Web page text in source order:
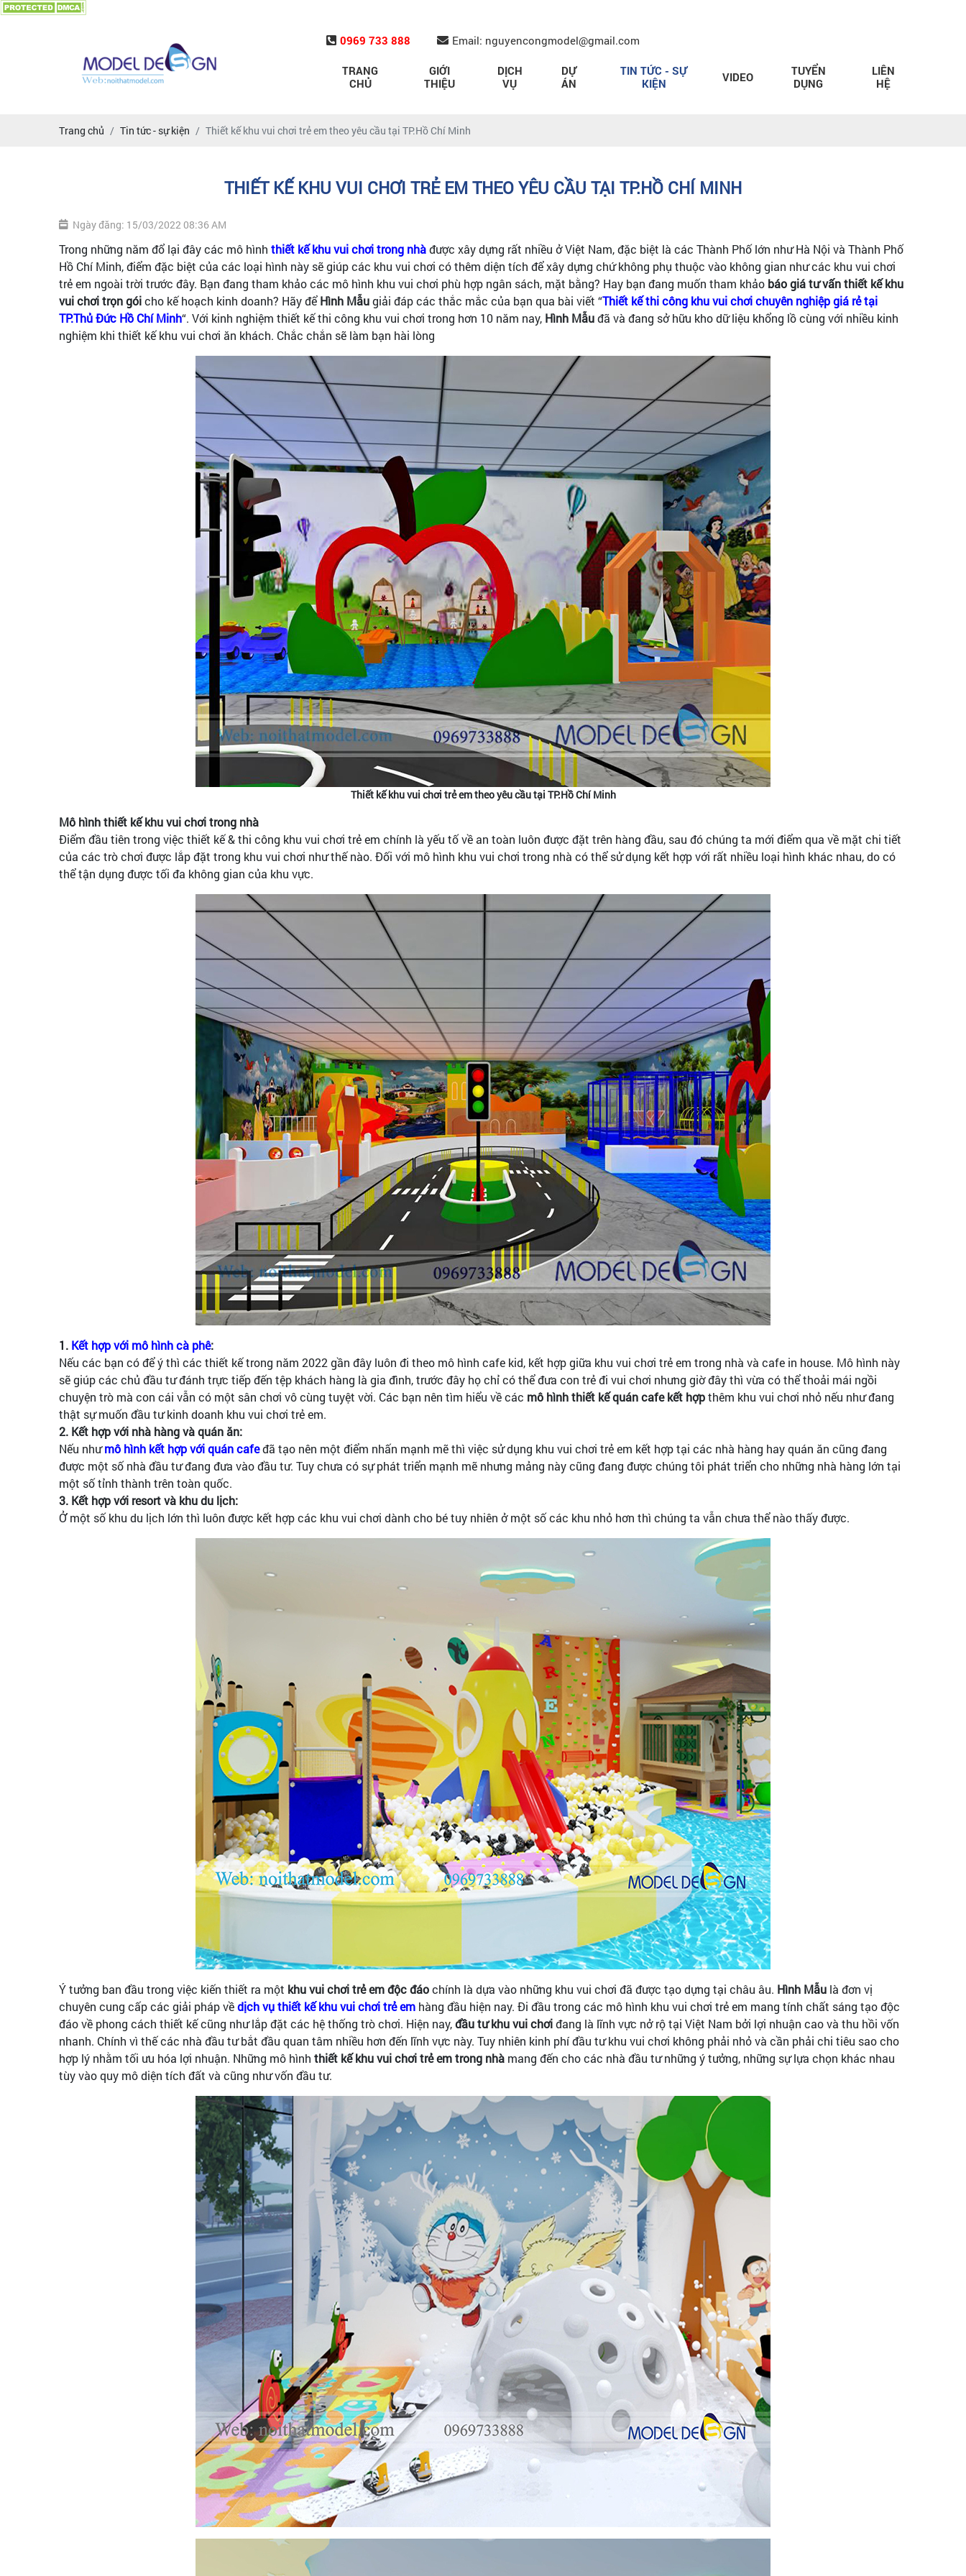
0969 733 888 Email: nguyencongmodel@gmail.com
TRANG
CHỦ
GIỚI
THIỆU
DỊCH
VỤ
DỰ
ÁN
TIN TỨC - SỰ
KIỆN
VIDEO
TUYỂN
DỤNG
LIÊN
HỆ
Trang chủ Tin tức - sự kiện Thiết kế khu vui chơi trẻ em theo yêu cầu tại TP.Hồ Chí Minh
THIẾT KẾ KHU VUI CHƠI TRẺ EM THEO YÊU CẦU TẠI TP.HỒ CHÍ MINH
Ngày đăng: 15/03/2022 08:36 AM
Trong những năm đổ lại đây các mô hình thiết kế khu vui chơi trong nhàđược xây dựng rất nhiều ở Việt Nam, đặc biệt là các Thành Phố lớn như Hà Nội và Thành Phố
Hồ Chí Minh, điểm đặc biệt của các loại hình này sẽ giúp các khu vui chơi có thêm diện tích để xây dựng chứ không phụ thuộc vào không gian như các khu vui chơi
trẻ em ngoài trời trước đây. Bạn đang tham khảo các mô hình khu vui chơi phù hợp ngân sách, mặt bằng? Hay bạn đang muốn tham khảo báo giá tư vấn thiết kế khu
vui chơi trọn góicho kế hoạch kinh doanh? Hãy đểHình Mẫugiải đáp các thắc mắc của bạn qua bài viết “Thiết kế thi công khu vui chơi chuyên nghiệp giá rẻ tại
TP.Thủ Đức Hồ Chí Minh“. Với kinh nghiệm thiết kế thi công khu vui chơi trong hơn 10 năm nay, Hình Mẫuđã và đang sở hữu kho dữ liệu khổng lồ cùng với nhiều kinh
nghiệm khi thiết kế khu vui chơi ăn khách. Chắc chắn sẽ làm bạn hài lòng
Thiết kế khu vui chơi trẻ em theo yêu cầu tại TP.Hồ Chí Minh
Mô hình thiết kế khu vui chơi trong nhà
Điểm đầu tiên trong việc thiết kế & thi công khu vui chơi trẻ em chính là yếu tố về an toàn luôn được đặt trên hàng đầu, sau đó chúng ta mới điểm qua về mặt chi tiết
của các trò chơi được lắp đặt trong khu vui chơi như thế nào. Đối với mô hình khu vui chơi trong nhà có thể sử dụng kết hợp với rất nhiều loại hình khác nhau, do có
thể tận dụng được tối đa không gian của khu vực.
1. Kết hợp với mô hình cà phê:
Nếu các bạn có để ý thì các thiết kế trong năm 2022 gần đây luôn đi theo mô hình cafe kid, kết hợp giữa khu vui chơi trẻ em trong nhà và cafe in house. Mô hình này
sẽ giúp các chủ đầu tư đánh trực tiếp đến tệp khách hàng là gia đình, trước đây họ chỉ có thể đưa con trẻ đi vui chơi nhưng giờ đây thì vừa có thể thoải mái ngồi
chuyện trò mà con cái vẫn có một sân chơi vô cùng tuyệt vời. Các bạn nên tìm hiểu về các mô hình thiết kế quán cafe kết hợpthêm khu vui chơi nhỏ nếu như đang
thật sự muốn đầu tư kinh doanh khu vui chơi trẻ em.
2. Kết hợp với nhà hàng và quán ăn:
Nếu nhưmô hình kết hợp với quán cafeđã tạo nên một điểm nhấn mạnh mẽ thì việc sử dụng khu vui chơi trẻ em kết hợp tại các nhà hàng hay quán ăn cũng đang
được một số nhà đầu tư đang đưa vào đầu tư. Tuy chưa có sự phát triển mạnh mẽ nhưng mảng này cũng đang được chúng tôi phát triển cho những nhà hàng lớn tại
một số tỉnh thành trên toàn quốc.
3. Kết hợp với resort và khu du lịch:
Ở một số khu du lịch lớn thì luôn được kết hợp các khu vui chơi dành cho bé tuy nhiên ở một số các khu nhỏ hơn thì chúng ta vẫn chưa thể nào thấy được.
Ý tưởng ban đầu trong việc kiến thiết ra một khu vui chơi trẻ em độc đáochính là dựa vào những khu vui chơi đã được tạo dựng tại châu âu. Hình Mẫu là đơn vị
chuyên cung cấp các giải pháp vềdịch vụ thiết kế khu vui chơi trẻ em hàng đầu hiện nay. Đi đầu trong các mô hình khu vui chơi trẻ em mang tính chất sáng tạo độc
đáo về phong cách thiết kế cũng như lắp đặt các hệ thống trò chơi. Hiện nay,đầu tư khu vui chơiđang là lĩnh vực nở rộ tại Việt Nam bởi lợi nhuận cao và thu hồi vốn
nhanh. Chính vì thế các nhà đầu tư bắt đầu quan tâm nhiều hơn đến lĩnh vực này. Tuy nhiên kinh phí đầu tư khu vui chơi không phải nhỏ và cần phải chi tiêu sao cho
hợp lý nhằm tối ưu hóa lợi nhuận. Những mô hình thiết kế khu vui chơi trẻ em trong nhà mang đến cho các nhà đầu tư những ý tưởng, những sự lựa chọn khác nhau
tùy vào quy mô diện tích đất và cũng như vốn đầu tư.